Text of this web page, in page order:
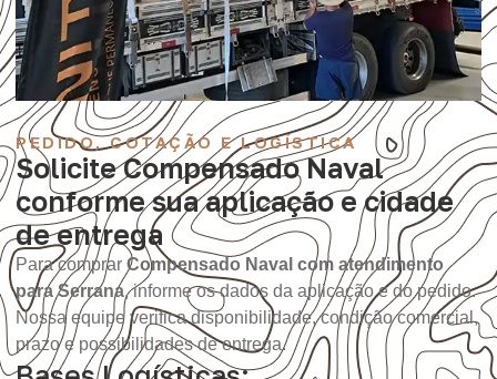
PEDIDO, COTAÇÃO E LOGÍSTICA
Solicite Compensado Naval
conforme sua aplicação e cidade
de entrega
Para comprar Compensado Naval com atendimento
para Serrana, informe os dados da aplicação e do pedido.
Nossa equipe verifica disponibilidade, condição comercial,
prazo e possibilidades de entrega.